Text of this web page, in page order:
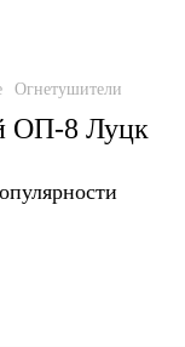
Огнетушители
ОП-8 Луцк